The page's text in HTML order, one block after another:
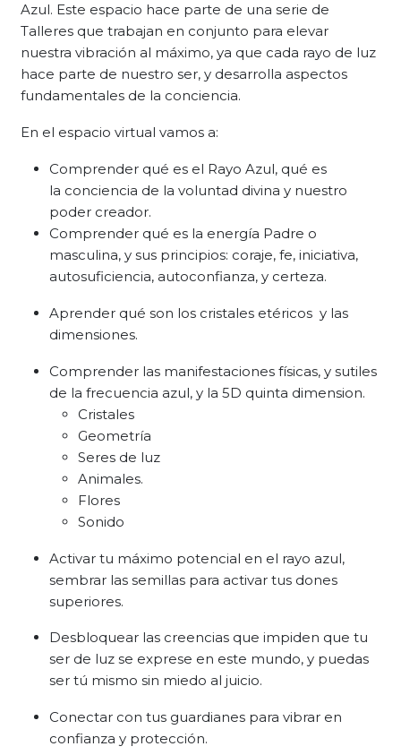
Azul. Este espacio hace parte de una serie de
Talleres que trabajan en conjunto para elevar
nuestra vibración al máximo, ya que cada rayo de luz
hace parte de nuestro ser, y desarrolla aspectos
fundamentales de la conciencia.
En el espacio virtual vamos a:
Comprender qué es el Rayo Azul, qué es
la conciencia de la voluntad divina y nuestro
poder creador.
Comprender qué es la energía Padre o
masculina, y sus principios: coraje, fe, iniciativa,
autosuficiencia, autoconfianza, y certeza.
Aprender qué son los cristales etéricos y las
dimensiones.
Comprender las manifestaciones físicas, y sutiles
de la frecuencia azul, y la 5D quinta dimension.
Cristales
Geometría
Seres de luz
Animales.
Flores
Sonido
Activar tu máximo potencial en el rayo azul,
sembrar las semillas para activar tus dones
superiores.
Desbloquear las creencias que impiden que tu
ser de luz se exprese en este mundo, y puedas
ser tú mismo sin miedo al juicio.
Conectar con tus guardianes para vibrar en
confianza y protección.